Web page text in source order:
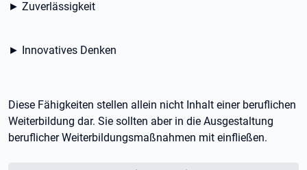
► Zuverlässigkeit
► Innovatives Denken
Diese Fähigkeiten stellen allein nicht Inhalt einer beruflichen
Weiterbildung dar. Sie sollten aber in die Ausgestaltung
beruflicher Weiterbildungsmaßnahmen mit einfließen.